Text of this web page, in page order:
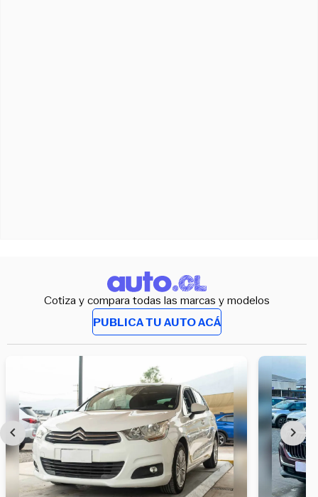
Cotiza y compara todas las marcas y modelos
PUBLICA TU AUTO ACÁ